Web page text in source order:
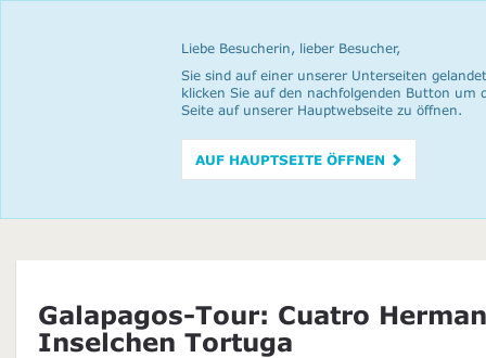
Liebe Besucherin, lieber Besucher,
Sie sind auf einer unserer Unterseiten
klicken Sie auf den nachfolgenden Button um
Seite auf unserer Hauptwebseite zu öffnen.
AUF HAUPTSEITE ÖFFNEN
Galapagos-Tour: Cuatro
Inselchen Tortuga